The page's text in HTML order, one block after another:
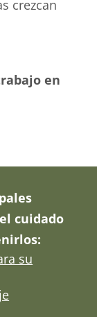
crezcan
en
cuidado
su